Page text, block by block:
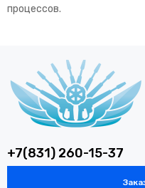
процессов.
+7(831) 260-15-37